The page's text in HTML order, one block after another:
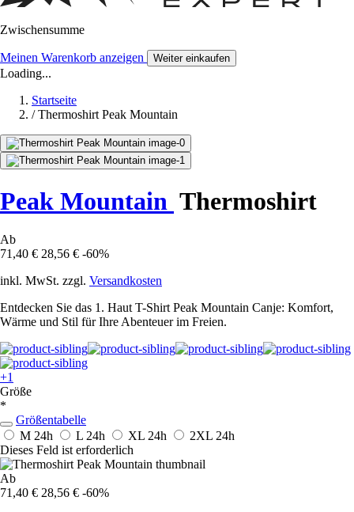
Zwischensumme
Meinen Warenkorb anzeigen Weiter einkaufen
Loading...
Startseite
/ Thermoshirt Peak Mountain
Peak Mountain Thermoshirt
Ab
71,40 € 28,56 € -60%
inkl. MwSt. zzgl. Versandkosten
Entdecken Sie das 1. Haut T-Shirt Peak Mountain Canje: Komfort,
Wärme und Stil für Ihre Abenteuer im Freien.
+1
Größe
*
Größentabelle
M 24h L 24h XL 24h 2XL 24h
Dieses Feld ist erforderlich
Ab
71,40 € 28,56 € -60%